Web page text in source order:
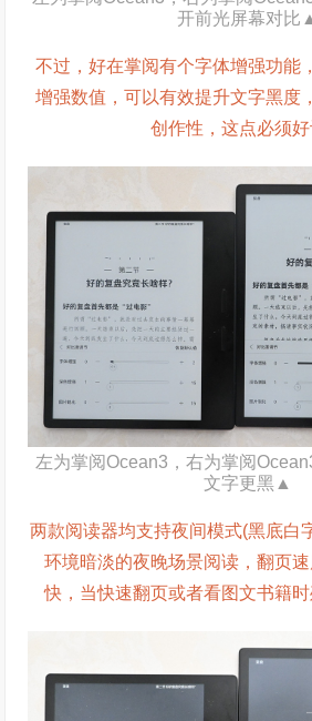
开前光屏幕对比
不过，好在掌阅有个字体增强功能
增强数值，可以有效提升文字黑度
创作性，这点必须好
左为掌阅Ocean3，右为掌阅
文字更黑▲
两款阅读器均支持夜间模式(黑底白
环境暗淡的夜晚场景阅读，翻页
快，当快速翻页或者看图文书籍时